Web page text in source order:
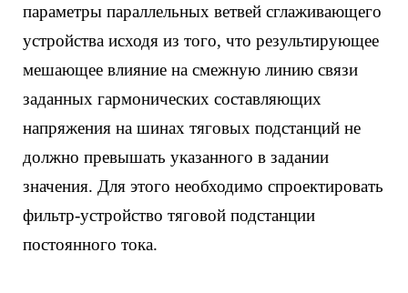
параметры параллельных ветвей сглаживающего
устройства исходя из того, что результирующее
мешающее влияние на смежную линию связи
заданных гармонических составляющих
напряжения на шинах тяговых подстанций не
должно превышать указанного в задании
значения. Для этого необходимо спроектировать
фильтр-устройство тяговой подстанции
постоянного тока.